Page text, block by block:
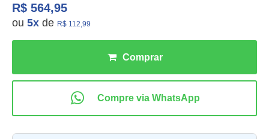
R$ 564,95
ou 5x de R$ 112,99